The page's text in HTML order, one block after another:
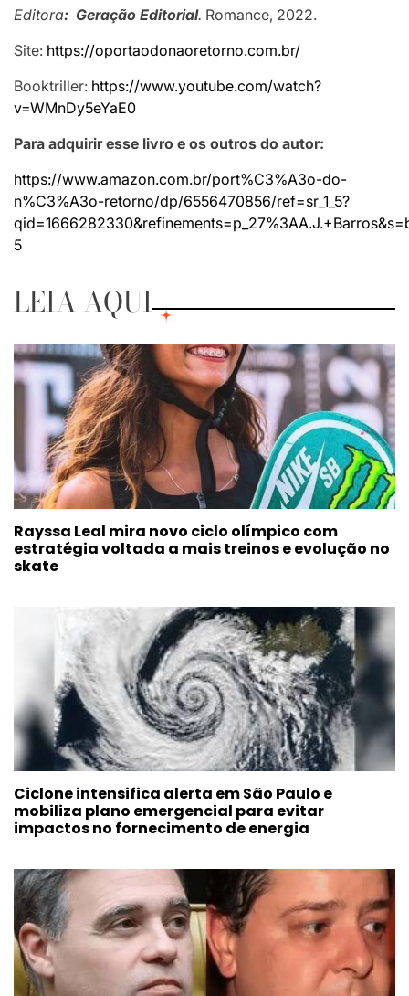
Editora: Geração Editorial. Romance, 2022.
Site: https://oportaodonaoretorno.com.br/
Booktriller: https://www.youtube.com/watch?
v=WMnDy5eYaE0
Para adquirir esse livro e os outros do autor:
https://www.amazon.com.br/port%C3%A3o-do-
n%C3%A3o-retorno/dp/6556470856/ref=sr_1_5?
5
LEIA AQUI
Rayssa Leal mira novo ciclo olímpico com
estratégia voltada a mais treinos e evolução no
skate
Ciclone intensifica alerta em São Paulo e
mobiliza plano emergencial para evitar
impactos no fornecimento de energia